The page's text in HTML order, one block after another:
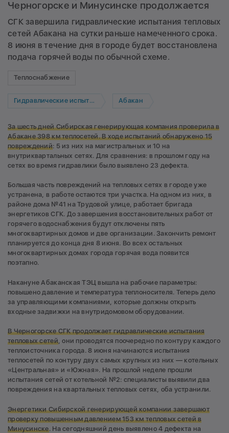
Черногорске и Минусинске продолжается
СГК завершила гидравлические испытания тепловых
сетей Абакана на сутки раньше намеченного срока.
8 июня в течение дня в городе будет восстановлена
подача горячей воды по обычной схеме.
Теплоснабжение
Гидравлические испытания Абакан
За шесть дней Сибирская генерирующая компания проверила в
Абакане 398 км теплосетей. В ходе испытаний обнаружено 15
повреждений: 5 из них на магистральных и 10 на
внутриквартальных сетях. Для сравнения: в прошлом году на
сетях во время гидравлики было выявлено 23 дефекта.
Большая часть повреждений на тепловых сетях в городе уже
устранена, в работе остаются три участка. На одном из них, в
районе дома №41 на Трудовой улице, работает бригада
энергетиков СГК. До завершения восстановительных работ от
горячего водоснабжения будут отключены пять
многоквартирных домов и две организации. Закончить ремонт
планируется до конца дня 8 июня. Во всех остальных
многоквартирных домах города горячая вода появится
поэтапно.
Накануне Абаканская ТЭЦ вышла на рабочие параметры:
повышено давление и температура теплоносителя. Теперь дело
за управляющими компаниями, которые должны открыть
входные задвижки на внутридомовом оборудовании.
В Черногорске СГК продолжаетгидравлические испытания
тепловых сетей, они проводятся поочередно по контуру каждого
теплоисточника города. 8 июня начинаются испытания
теплосетей по контуру двух самых крупных из них — котельных
«Центральная» и «Южная». На прошлой неделе прошли
испытания сетей от котельной №2: специалисты выявили два
повреждения на квартальных тепловых сетях, оба устранили.
Энергетики Сибирской генерирующей компании завершают
проверку повышенным давлением153 км тепловыхсетей в
Минусинске. На сегодняшний день выявлено 4 дефекта на